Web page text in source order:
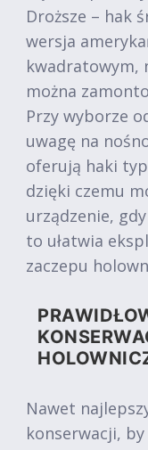
Droższe – hak
wersja
kwadratowym,
można
Przy wyborze
uwagę na
oferują haki
dzięki czemu
urządzenie,
to ułatwia
zaczepu
Nawet
konserwacji,